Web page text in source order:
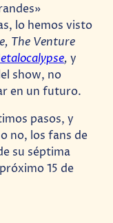
lo hemos visto
The Venture
,y
show, no
en un futuro.
pasos, y
no, los fans de
su séptima
15 de